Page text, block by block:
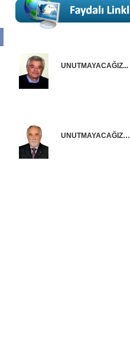
UNUTMAYACAĞIZ...
UNUTMAYACAĞIZ…